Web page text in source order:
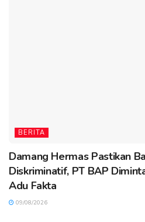
BERITA
Damang Hermas Pastikan
Diskriminatif, PT BAP
Adu Fakta
09/08/2026